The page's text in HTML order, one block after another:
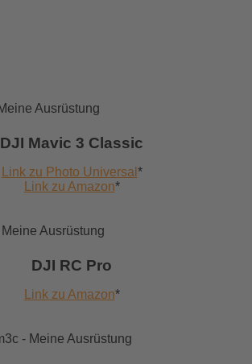
DJI Mavic 3 Classic
Link zu Photo Universal *
Link zu Amazon*
DJI RC Pro
Link zu Amazon*